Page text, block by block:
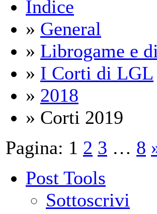
Indice
» General
» Librogame e
» I Corti di LGL
» 2018
» Corti 2019
Pagina: 1 2 3 … 8
Post Tools
Sottoscrivi